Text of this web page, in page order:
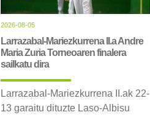
2026-08-05
Larrazabal-Mariezkurrena II.a Andre
Maria Zuria Torneoaren finalera
sailkatu dira
Larrazabal-Mariezkurrena II.ak 22-
13 garaitu dituzte Laso-Albisu